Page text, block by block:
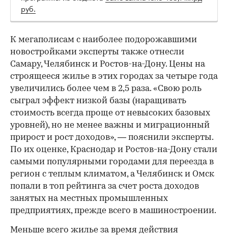
руб.
К мегаполисам с наиболее подорожавшими
новостройками эксперты также отнесли
Самару, Челябинск и Ростов-на-Дону. Цены на
строящееся жилье в этих городах за четыре года
увеличились более чем в 2,5 раза. «Свою роль
сыграл эффект низкой базы (наращивать
стоимость всегда проще от невысоких базовых
уровней), но не менее важны и миграционный
прирост и рост доходов», — пояснили эксперты.
По их оценке, Краснодар и Ростов-на-Дону стали
самыми популярными городами для переезда в
регион с теплым климатом, а Челябинск и Омск
попали в топ рейтинга за счет роста доходов
занятых на местных промышленных
предприятиях, прежде всего в машиностроении.
Меньше всего жилье за время действия